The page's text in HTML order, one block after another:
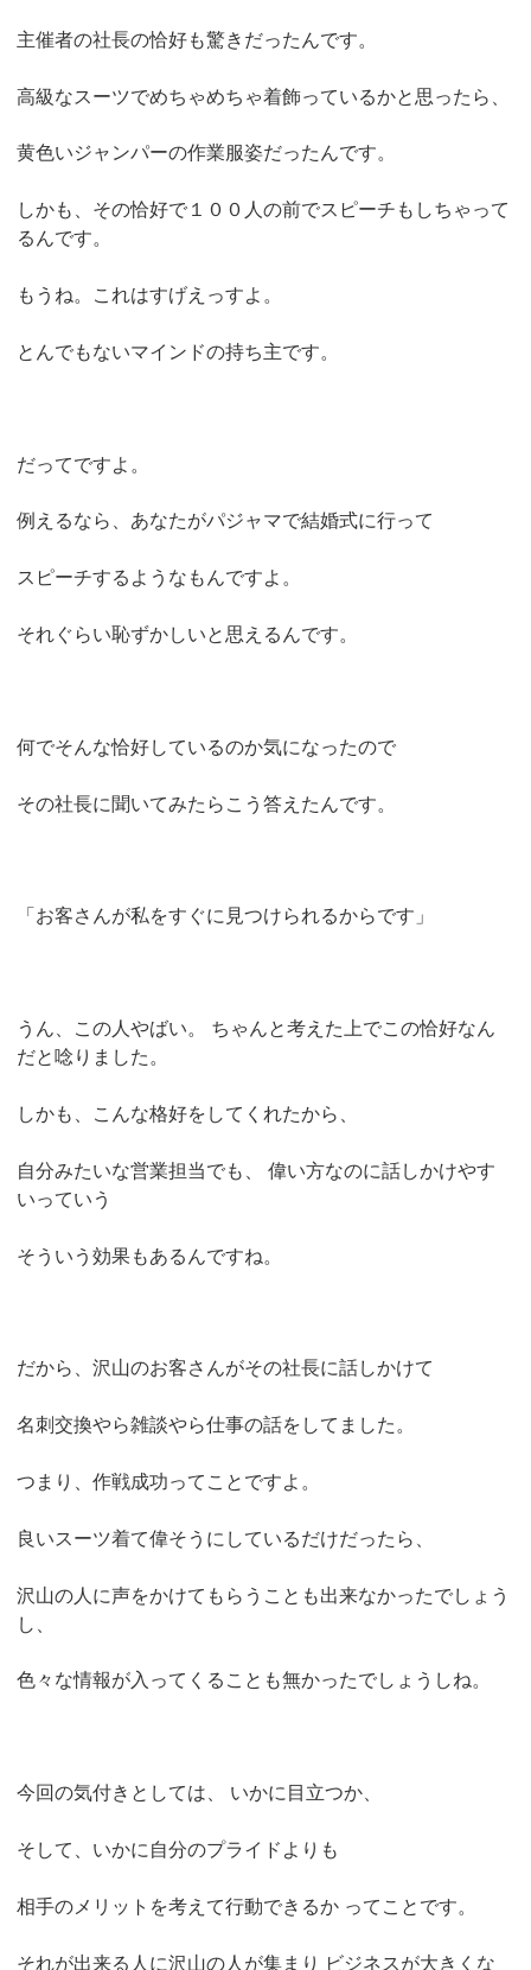
主催者の社長の恰好も驚きだったんです。
高級なスーツでめちゃめちゃ着飾っているかと思ったら、
黄色いジャンパーの作業服姿だったんです。
しかも、その恰好で１００人の前でスピーチもしちゃって
るんです。
もうね。これはすげえっすよ。
とんでもないマインドの持ち主です。
だってですよ。
例えるなら、あなたがパジャマで結婚式に行って
スピーチするようなもんですよ。
それぐらい恥ずかしいと思えるんです。
何でそんな恰好しているのか気になったので
その社長に聞いてみたらこう答えたんです。
「 お客さんが私をすぐに見つけられるからです」
うん、この人やばい。
ちゃんと考えた上でこの恰好なん
だと唸りました。
しかも、こんな格好をしてくれたから、
自分みたいな営業担当でも、
偉い方なのに話しかけやす
いっていう
そういう効果もあるんですね。
だから、沢山のお客さんがその社長に話しかけて
名刺交換やら雑談やら仕事の話をしてました。
つまり、作戦成功ってことですよ。
良いスーツ着て偉そうにしているだけだったら、
沢山の人に声をかけてもらうことも出来なかったでしょう
し、
色々な情報が入ってくることも無かったでしょうしね。
今回の気付きとしては、 いかに目立つか、
そして、いかに自分のプライドよりも
相手のメリットを考えて行動できるか ってことです。
それが出来る人に沢山の人が集まり ビジネスが大きくな